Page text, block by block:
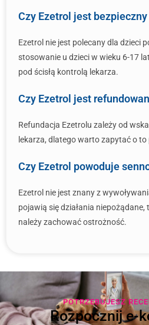
Czy Ezetrol jest
Ezetrol nie jest polecany dla dzieci
stosowanie u dzieci w wieku 6-17
pod ścisłą kontrolą lekarza.
Czy Ezetrol jest
Refundacja Ezetrolu zależy od
lekarza, dlatego warto zapytać o
Czy Ezetrol powoduje
Ezetrol nie jest znany z
pojawią się działania niepożądane,
należy zachować ostrożność.
POTRZEBUJESZ
Rozpocznij e-